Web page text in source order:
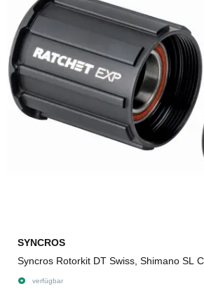
SYNCROS
Syncros Rotorkit DT Swiss, Shimano SL
verfügbar